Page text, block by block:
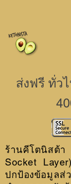
ส่งฟรี ทั่ว
ร้านคีโตนิสต้
Socket
ปกป้องข้อมูล